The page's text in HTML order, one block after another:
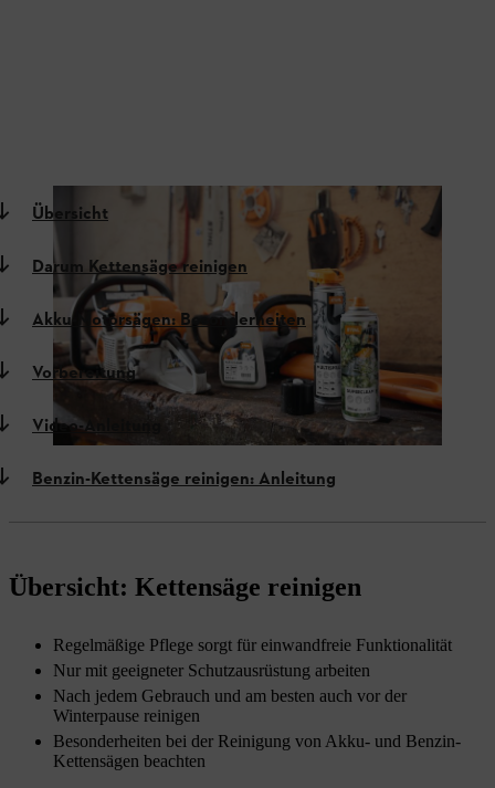
Übersicht
Darum Kettensäge reinigen
Akku-Motorsägen: Besonderheiten
Vorbereitung
Video-Anleitung
Benzin-Kettensäge reinigen: Anleitung
Übersicht: Kettensäge reinigen
Regelmäßige Pflege sorgt für einwandfreie Funktionalität
Nur mit geeigneter Schutzausrüstung arbeiten
Nach jedem Gebrauch und am besten auch vor der
Winterpause reinigen
Besonderheiten bei der Reinigung von Akku- und Benzin-
Kettensägen beachten